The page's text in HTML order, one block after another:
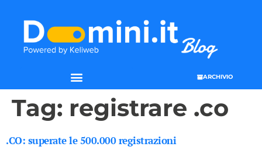
ARCHIVIO
Tag: registrare .co
.CO: superate le 500.000 registrazioni